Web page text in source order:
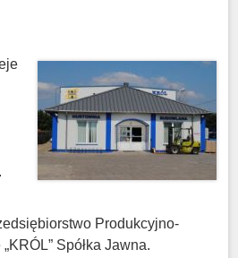
Produkcyjno-
Spółka Jawna.